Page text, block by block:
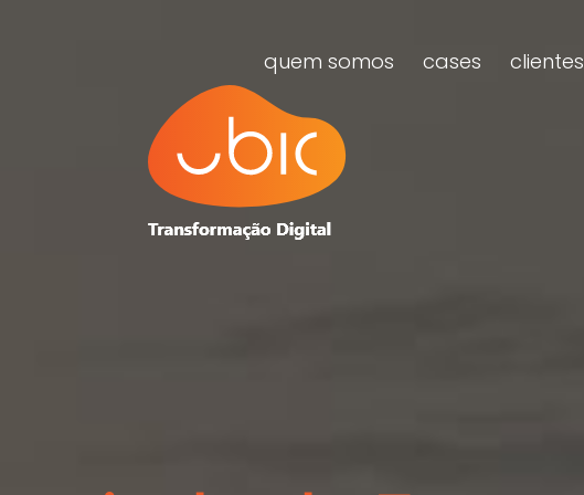
quem somos cases clientes